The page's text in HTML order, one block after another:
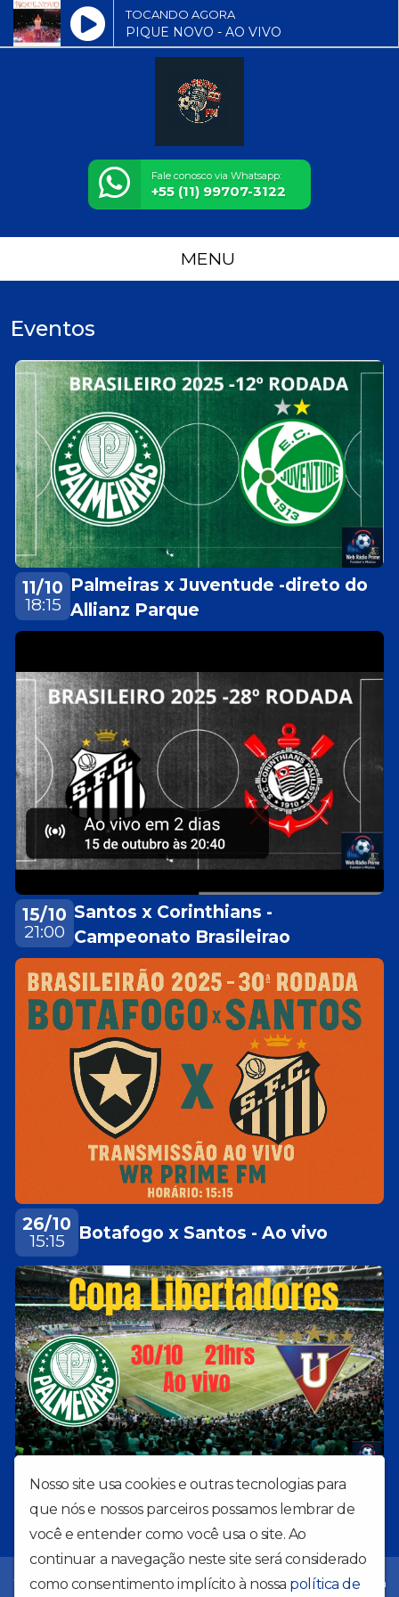
TOCANDO AGORA
PIQUE NOVO - AO VIVO
Fale conosco via Whatsapp:
+55 (11) 99707-3122
MENU
Eventos
11/10
18:15
Palmeiras x Juventude -direto do
Allianz Parque
15/10
21:00
Santos x Corinthians -
Campeonato Brasileirao
26/10
15:15 Botafogo x Santos - Ao vivo
30/10
21:00 Palmeiras x LDU
Nosso site usa cookies e outras tecnologias para
que nós e nossos parceiros possamos lembrar de
você e entender como você usa o site. Ao
continuar a navegação neste site será considerado
como consentimento implícito à nossa política de
WR Prime FM, do vinil ao streaming: a sua melhor companhia em